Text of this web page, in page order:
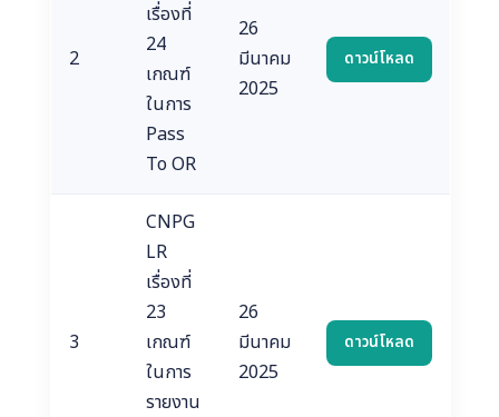
2
เรื่องที่
24
เกณฑ์
ในการ
Pass
To OR
26
มีนาคม
2025
ดาวน์โหลด
3
CNPG
LR
เรื่องที่
23
เกณฑ์
ในการ
รายงาน
26
มีนาคม
2025
ดาวน์โหลด